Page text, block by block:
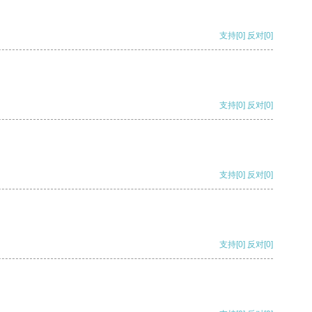
支持[0] 反对[0]
支持[0] 反对[0]
支持[0] 反对[0]
支持[0] 反对[0]